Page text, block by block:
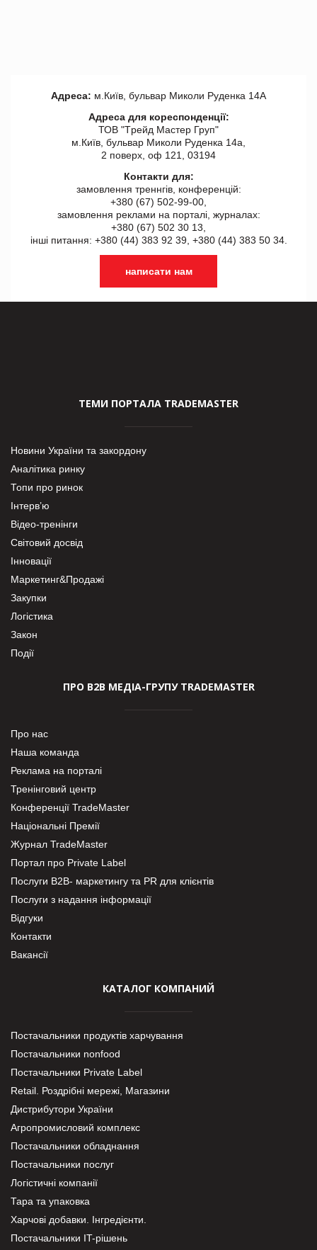
Адреса: м.Київ, бульвар Миколи Руденка 14А
Адреса для кореспонденції:
ТОВ "Tрейд Мастер Груп"
м.Київ, бульвар Миколи Руденка 14а,
2 поверх, оф 121, 03194
Контакти для:
замовлення треннгів, конференцій:
+380 (67) 502-99-00,
замовлення реклами на порталі, журналах:
+380 (67) 502 30 13,
інші питання: +380 (44) 383 92 39, +380 (44) 383 50 34.
написати нам
ТЕМИ ПОРТАЛА TRADEMASTER
Новини України та закордону
Аналітика ринку
Топи про ринок
Інтерв’ю
Відео-тренінги
Світовий досвід
Інновації
Маркетинг&Продажі
Закупки
Логістика
Закон
Події
ПРО В2В МЕДІА-ГРУПУ TRADEMASTER
Про нас
Наша команда
Реклама на порталі
Тренінговий центр
Конференції TradeMaster
Національні Премії
Журнал TradeMaster
Портал про Private Label
Послуги В2В- маркетингу та PR для клієнтів
Послуги з надання інформації
Відгуки
Контакти
Вакансії
КАТАЛОГ КОМПАНИЙ
Постачальники продуктів харчування
Постачальники nonfood
Постачальники Private Label
Retail. Роздрібні мережі, Магазини
Дистрибутори України
Агропромисловий комплекс
Постачальники обладнання
Постачальники послуг
Логістичні компанії
Тара та упаковка
Харчові добавки. Інгредієнти.
Постачальники IT-рішень